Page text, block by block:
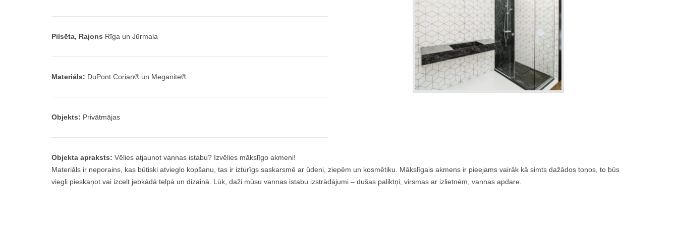
Pilsēta, Rajons Rīga un Jūrmala
Materiāls: DuPont Corian® un Meganite®
Objekts: Privātmājas
Objekta apraksts: Vēlies atjaunot vannas istabu? Izvēlies mākslīgo akmeni!
Materiāls ir neporains, kas būtiski atvieglo kopšanu, tas ir izturīgs saskarsmē ar ūdeni, ziepēm un kosmētiku. Mākslīgais akmens ir pieejams vairāk kā simts dažādos toņos, to būs
viegli pieskaņot vai izcelt jebkādā telpā un dizainā. Lūk, daži mūsu vannas istabu izstrādājumi – dušas paliktņi, virsmas ar izlietnēm, vannas apdare.